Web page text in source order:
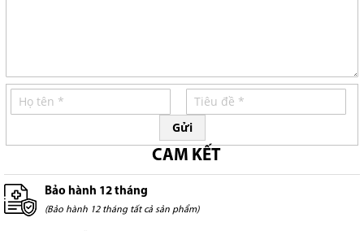
Gửi
CAM KẾT
Bảo hành 12 tháng
(Bảo hành 12 tháng tất cả sản phẩm)